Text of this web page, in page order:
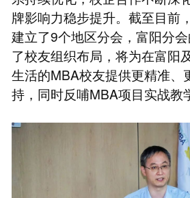
牌影响力稳步提升。截至目前
建立了9个地区分会，富阳分
了校友组织布局，将为在富阳
生活的MBA校友提供更精准、
持，同时反哺MBA项目实战教